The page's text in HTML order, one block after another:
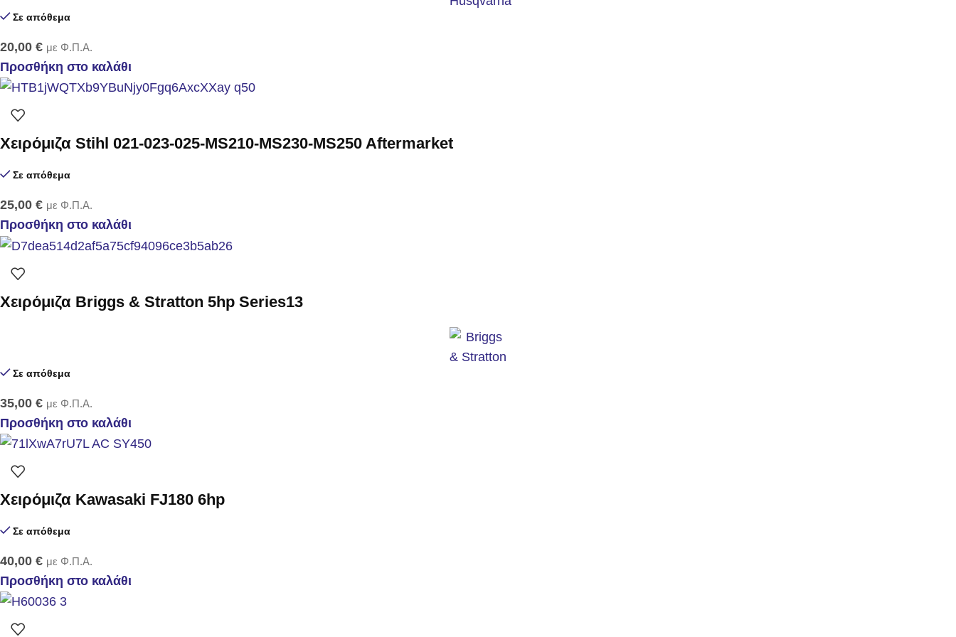
Σε απόθεμα
20,00 € με Φ.Π.Α.
Προσθήκη στο καλάθι
Χειρόμιζα Stihl 021-023-025-MS210-MS230-MS250 Aftermarket
Σε απόθεμα
25,00 € με Φ.Π.Α.
Προσθήκη στο καλάθι
Χειρόμιζα Briggs & Stratton 5hp Series13
Σε απόθεμα
35,00 € με Φ.Π.Α.
Προσθήκη στο καλάθι
Χειρόμιζα Kawasaki FJ180 6hp
Σε απόθεμα
40,00 € με Φ.Π.Α.
Προσθήκη στο καλάθι